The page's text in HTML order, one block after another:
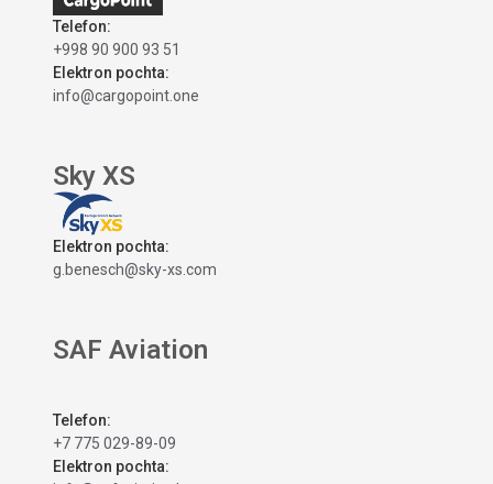
Telefon:
+998 90 900 93 51
Elektron pochta:
info@cargopoint.one
Sky XS
Elektron pochta:
g.benesch@sky-xs.com
SAF Aviation
Telefon:
+7 775 029-89-09
Elektron pochta: